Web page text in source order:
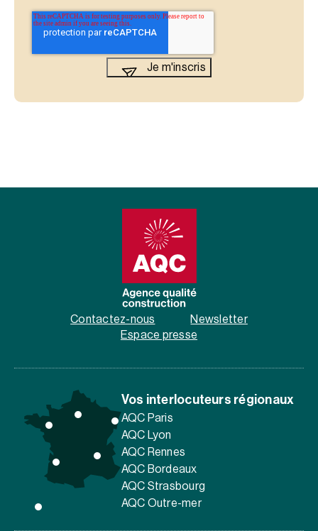
Contactez-nous
Newsletter
Espace presse
Vos interlocuteurs régionaux
AQC Paris
AQC Lyon
AQC Rennes
AQC Bordeaux
AQC Strasbourg
AQC Outre-mer